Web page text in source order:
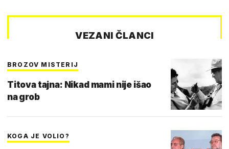
VEZANI ČLANCI
BROZOV MISTERIJ
Titova tajna: Nikad mami nije išao
na grob
KOGA JE VOLIO?